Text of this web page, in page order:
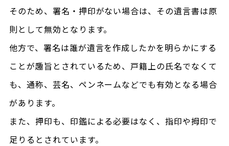
そのため、署名・押印がない場合は、その遺言書は原
則として無効となります。
他方で、署名は誰が遺言を作成したかを明らかにする
ことが趣旨とされているため、戸籍上の氏名でなくて
も、通称、芸名、ペンネームなどでも有効となる場合
があります。
また、押印も、印鑑による必要はなく、指印や拇印で
足りるとされています。